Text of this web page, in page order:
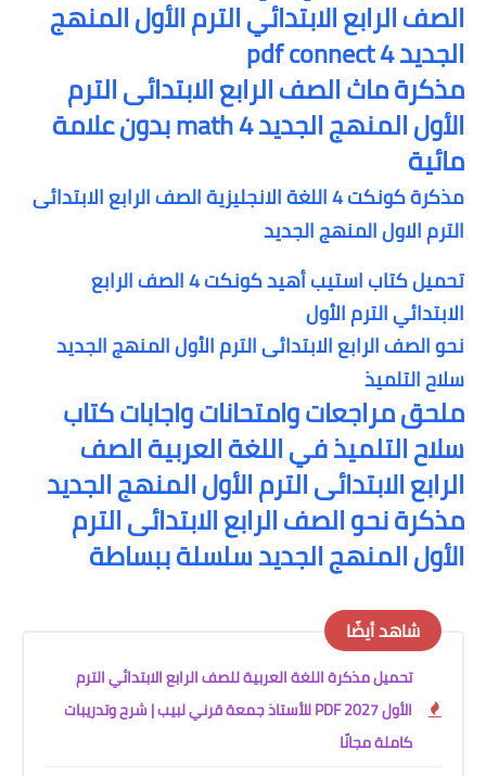
الصف الرابع الابتدائي الترم الأول المنهج
الجديد pdf connect 4
مذكرة ماث الصف الرابع الابتدائى الترم
الأول المنهج الجديد 4 math بدون علامة
مائية
مذكرة كونكت 4 اللغة الانجليزية الصف الرابع الابتدائى
الترم الاول المنهج الجديد
تحميل كتاب استيب أهيد كونكت 4 الصف الرابع
الابتدائي الترم الأول
نحو الصف الرابع الابتدائى الترم الأول المنهج الجديد
سلاح التلميذ
ملحق مراجعات وامتحانات واجابات كتاب
سلاح التلميذ في اللغة العربية الصف
الرابع الابتدائى الترم الأول المنهج الجديد
مذكرة نحو الصف الرابع الابتدائى الترم
الأول المنهج الجديد سلسلة ببساطة
شاهد أيضًا
تحميل مذكرة اللغة العربية للصف الرابع الابتدائي الترم
الأول 2027 PDF للأستاذ جمعة قرني لبيب | شرح وتدريبات
كاملة مجانًا